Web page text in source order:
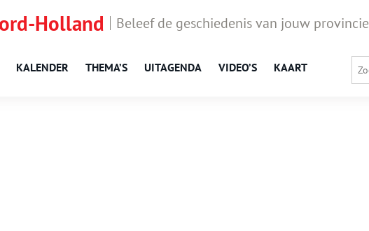
Holland Beleef de geschiedenis van jouw provincie
KALENDER THEMA’S UITAGENDA VIDEO’S KAART